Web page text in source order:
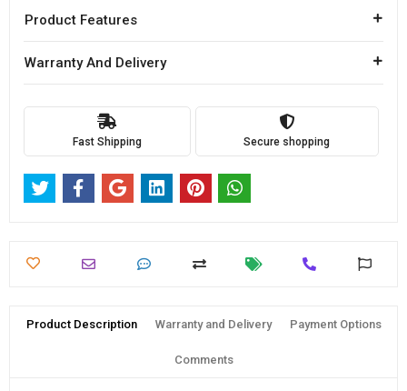
Product Features
Warranty And Delivery
Fast Shipping Secure shopping
Product Description Warranty and Delivery Payment Options
Comments